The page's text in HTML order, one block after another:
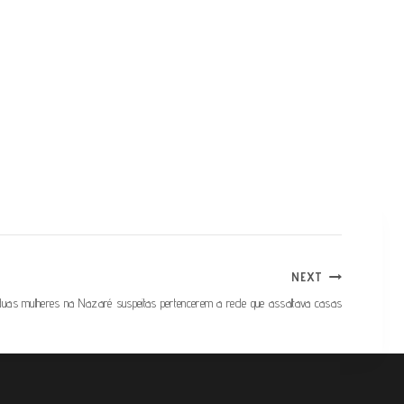
NEXT
mulheres na Nazaré suspeitas pertencerem a rede que assaltava casas